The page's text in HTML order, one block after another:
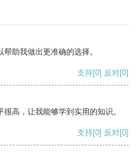
助我做出更准确的选择。
支持[0] 反对[0]
高，让我能够学到实用的知识。
支持[0] 反对[0]